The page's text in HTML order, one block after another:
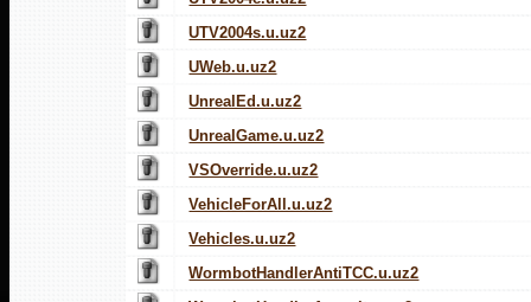
UTV2004s.u.uz2
UWeb.u.uz2
UnrealEd.u.uz2
UnrealGame.u.uz2
VSOverride.u.uz2
VehicleForAll.u.uz2
Vehicles.u.uz2
WormbotHandlerAntiTCC.u.uz2